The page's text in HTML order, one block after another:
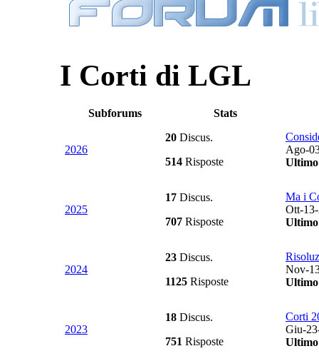
I Corti di LGL
Subforums Stats
2026
20 Discus.
514 Risposte
Ago-
Ultimo
2025
17 Discus.
707 Risposte
Ma i
Ott-
Ultimo
2024
23 Discus.
1125 Risposte
Nov-
Ultimo
2023
18 Discus.
751 Risposte
Corti
Giu-
Ultimo